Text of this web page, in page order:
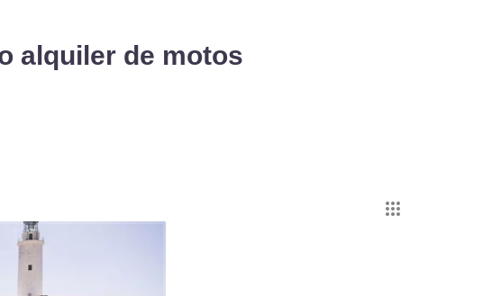
alquiler de motos